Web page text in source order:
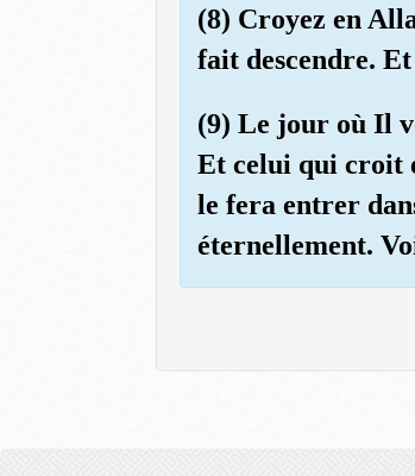
(8) Croyez en
fait descendre.
(9) Le jour où Il
Et celui qui croit
le fera entrer
éternellement.